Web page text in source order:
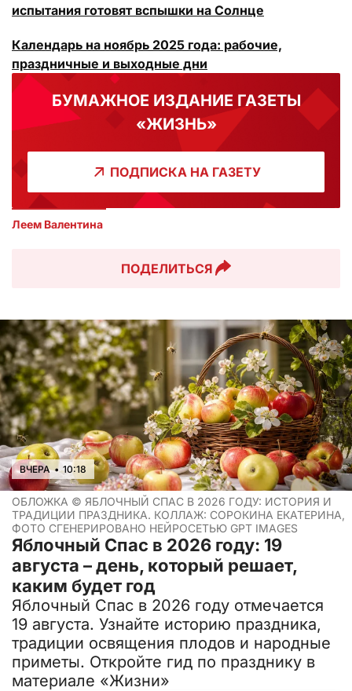
испытания готовят вспышки на Солнце
Календарь на ноябрь 2025 года: рабочие,
праздничные и выходные дни
БУМАЖНОЕ ИЗДАНИЕ ГАЗЕТЫ
«ЖИЗНЬ»
ПОДПИСКА НА ГАЗЕТУ
Леем Валентина
ПОДЕЛИТЬСЯ
ВЧЕРА • 10:18
ОБЛОЖКА © ЯБЛОЧНЫЙ СПАС В 2026 ГОДУ: ИСТОРИЯ И
ТРАДИЦИИ ПРАЗДНИКА. КОЛЛАЖ: СОРОКИНА ЕКАТЕРИНА,
ФОТО СГЕНЕРИРОВАНО НЕЙРОСЕТЬЮ GPT IMAGES
Яблочный Спас в 2026 году: 19
августа – день, который решает,
каким будет год
Яблочный Спас в 2026 году отмечается
19 августа. Узнайте историю праздника,
традиции освящения плодов и народные
приметы. Откройте гид по празднику в
материале «Жизни»